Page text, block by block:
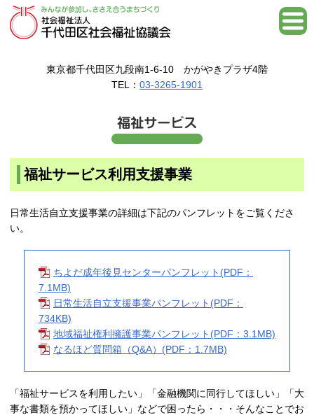
東京都千代田区九段南1-6-10 かがやきプラザ4階
TEL： 03-3265-1901
福祉サービス利用支援事業
日常生活自立支援事業の詳細は下記のパンフレットをご覧くださ
い。
ちよだ成年後見センターパンフレット(PDF：
7.1MB)
日常生活自立支援事業パンフレット(PDF：
734KB)
地域福祉権利擁護事業パンフレット(PDF：3.1MB)
なるほど質問箱（Q&A）(PDF：1.7MB)
「福祉サービスを利用したい」「金融機関に同行してほしい」「大
事な書類を預かってほしい」などで困ったら・・・そんなことでお